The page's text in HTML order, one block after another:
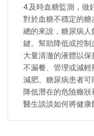
4.及時血糖監測，做
對於血糖不穩定的糖
總的來說，糖尿病
鍵。幫助降低或控
大量清澈的液體以保
不漏餐、管理或減
減肥。糖尿病患者
降低潛在的危險癥
醫生談談如何將健康